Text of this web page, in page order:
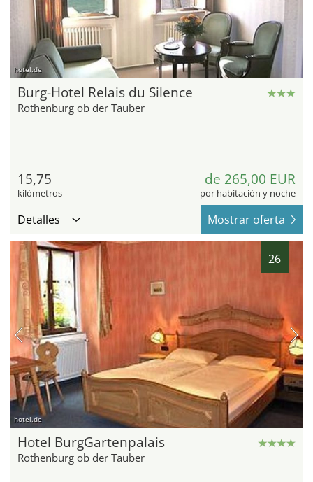
hotel.de
Burg-Hotel Relais du Silence
Rothenburg ob der Tauber
15,75
kilómetros
de 265,00 EUR
por habitación y noche
Detalles Mostrar oferta
26
hotel.de
Hotel BurgGartenpalais
Rothenburg ob der Tauber